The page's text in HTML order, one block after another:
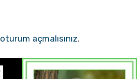
oturum açmalısınız.